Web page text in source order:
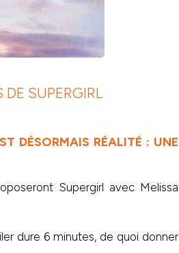
DE SUPERGIRL
DÉSORMAIS RÉALITÉ : UNE
Supergirl avec Melissa
dure 6 minutes, de quoi donner